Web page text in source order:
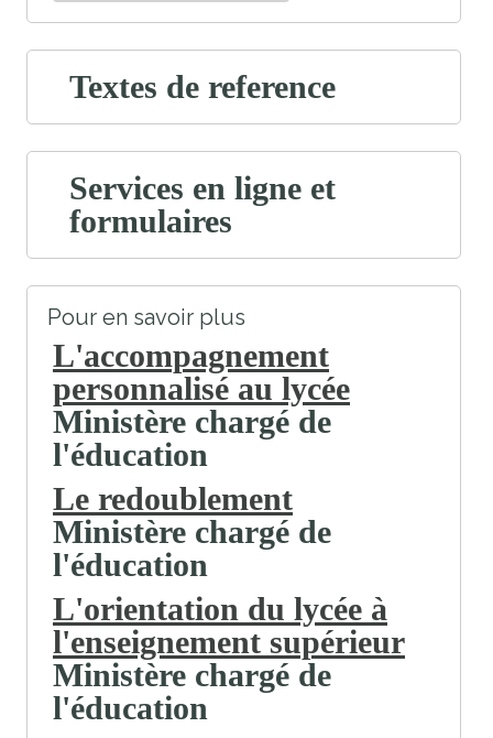
Textes de reference
Services en ligne et
formulaires
Pour en savoir plus
L'accompagnement
personnalisé au lycée
Ministère chargé de
l'éducation
Le redoublement
Ministère chargé de
l'éducation
L'orientation du lycée à
l'enseignement supérieur
Ministère chargé de
l'éducation